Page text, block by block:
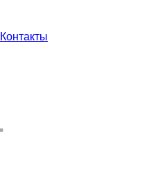
Контакты